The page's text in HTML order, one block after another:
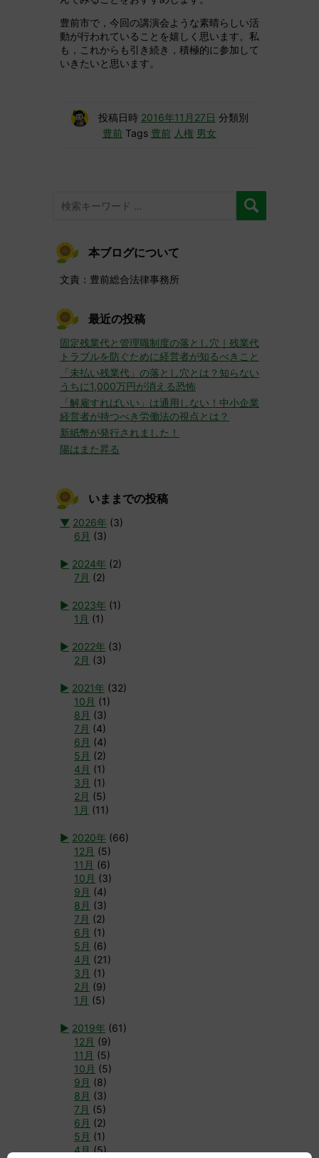
豊前市で，今回の講演会ような素晴らしい活
動が行われていることを嬉しく思います。私
も，これからも引き続き，積極的に参加して
いきたいと思います。
投稿日時 2016年11月27日 分類別
豊前 Tags 豊前 人権 男女
本ブログについて
文責：豊前総合法律事務所
最近の投稿
固定残業代と管理職制度の落とし穴｜残業代
トラブルを防ぐために経営者が知るべきこと
「未払い残業代」の落とし穴とは？知らない
うちに1,000万円が消える恐怖
「解雇すればいい」は通用しない！中小企業
経営者が持つべき労働法の視点とは？
新紙幣が発行されました！
陽はまた昇る
いままでの投稿
▼ 2026年 (3)
6月 (3)
► 2024年 (2)
7月 (2)
► 2023年 (1)
1月 (1)
► 2022年 (3)
2月 (3)
► 2021年 (32)
10月 (1)
8月 (3)
7月 (4)
6月 (4)
5月 (2)
4月 (1)
3月 (1)
2月 (5)
1月 (11)
► 2020年 (66)
12月 (5)
11月 (6)
10月 (3)
9月 (4)
8月 (3)
7月 (2)
6月 (1)
5月 (6)
4月 (21)
3月 (1)
2月 (9)
1月 (5)
► 2019年 (61)
12月 (9)
11月 (5)
10月 (5)
9月 (8)
8月 (3)
7月 (5)
6月 (2)
5月 (1)
4月 (5)